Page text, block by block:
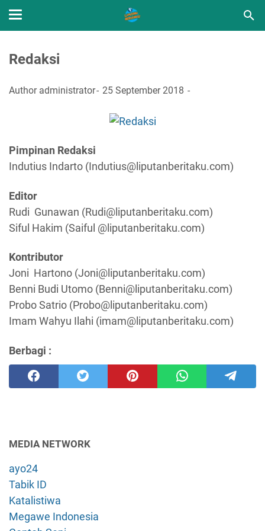
Redaksi
Author administrator 25 September 2018
Pimpinan Redaksi
Indutius Indarto (Indutius@liputanberitaku.com)
Editor
Rudi Gunawan (Rudi@liputanberitaku.com)
Siful Hakim (Saiful @liputanberitaku.com)
Kontributor
Joni Hartono (Joni@liputanberitaku.com)
Benni Budi Utomo (Benni@liputanberitaku.com)
Probo Satrio (Probo@liputanberitaku.com)
Imam Wahyu Ilahi (imam@liputanberitaku.com)
Berbagi :
MEDIA NETWORK
ayo24
Tabik ID
Katalistiwa
Megawe Indonesia